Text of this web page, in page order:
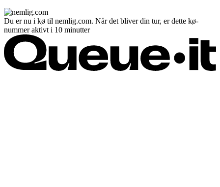
Du er nu i kø til nemlig.com. Når det bliver din tur, er dette kø-
nummer aktivt i 10 minutter